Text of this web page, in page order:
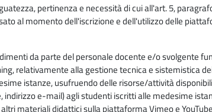
pertinenza e necessità di cui all'art. 5,
al momento dell'iscrizione e dell'utilizzo delle
da parte del personale docente e/o svolgente
relativamente alla gestione tecnica e sistemistica
istanze, usufruendo delle risorse/attività
e-mail) agli studenti iscritti alle medesime
materiali didattici sulla piattaforma Vimeo e